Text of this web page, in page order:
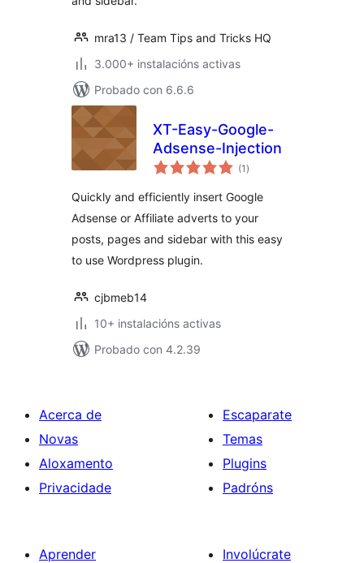
mra13 / Team Tips and Tricks HQ
3.000+ instalacións activas
Probado con 6.6.6
XT-Easy-Google-
Adsense-Injection
(1 valoracións
totais
)
Quickly and efficiently insert Google
Adsense or Affiliate adverts to your
posts, pages and sidebar with this easy
to use Wordpress plugin.
cjbmeb14
10+ instalacións activas
Probado con 4.2.39
Acerca de
Novas
Aloxamento
Privacidade
Escaparate
Temas
Plugins
Padróns
Aprender
Involúcrate